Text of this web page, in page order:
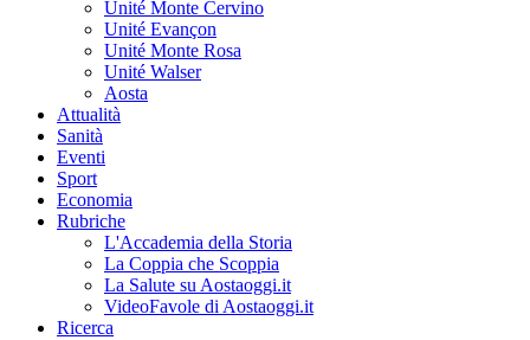
Unité Monte Cervino
Unité Evançon
Unité Monte Rosa
Unité Walser
Aosta
Attualità
Sanità
Eventi
Sport
Economia
Rubriche
L'Accademia della Storia
La Coppia che Scoppia
La Salute su Aostaoggi.it
VideoFavole di Aostaoggi.it
Ricerca